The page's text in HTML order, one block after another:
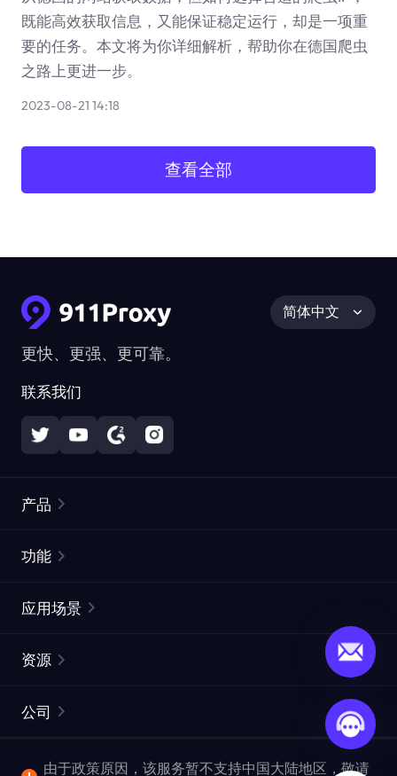
既能高效获取信息，又能保证稳定运行，却是一项重
要的任务。本文将为你详细解析，帮助你在德国爬虫
之路上更进一步。
2023-08-21 14:18
查看全部
更快、更强、更可靠。
联系我们
简体中文
产品
静态住宅代理
网页抓取 API
功能
ISP代理
ProxySite
应用场景
市场研究
资源
常见问题解答
公司
由于政策原因，该服务暂不支持中国大陆地区，敬请